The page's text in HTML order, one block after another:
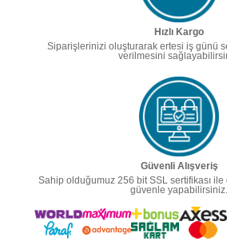
Hızlı Kargo
Siparişlerinizi oluşturarak ertesi iş günü
verilmesini
Güvenli Alışveriş
Sahip olduğumuz 256 bit SSL sertifikası
güvenle yapabilirsiniz.